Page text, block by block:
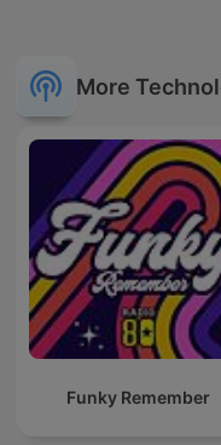
More
Funky Remember